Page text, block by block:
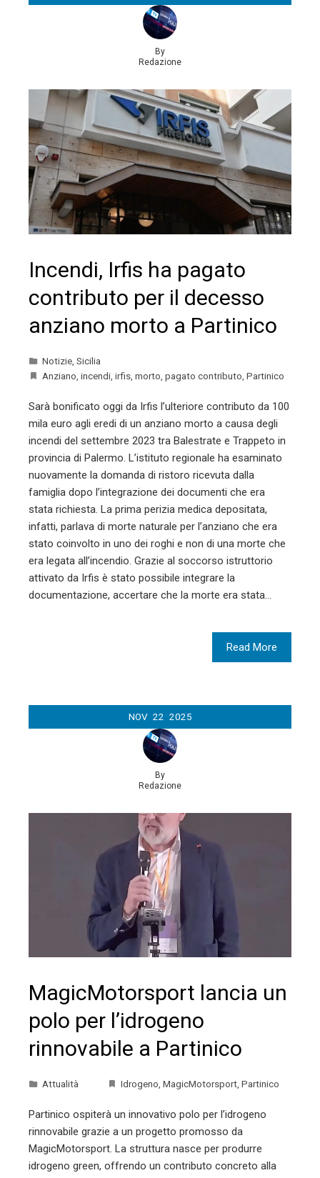
By
Redazione
Incendi, Irfis ha pagato
contributo per il decesso
anziano morto a Partinico
Notizie Sicilia
Anziano incendi irfis morto pagato contributo Partinico
Sarà bonificato oggi da Irfis l’ulteriore contributo da 100
mila euro agli eredi di un anziano morto a causa degli
incendi del settembre 2023 tra Balestrate e Trappeto in
provincia di Palermo. L’istituto regionale ha esaminato
nuovamente la domanda di ristoro ricevuta dalla
famiglia dopo l’integrazione dei documenti che era
stata richiesta. La prima perizia medica depositata,
infatti, parlava di morte naturale per l’anziano che era
stato coinvolto in uno dei roghi e non di una morte che
era legata all’incendio. Grazie al soccorso istruttorio
attivato da Irfis è stato possibile integrare la
documentazione, accertare che la morte era stata…
Read More
NOV 22 2025
By
Redazione
MagicMotorsport lancia un
polo per l’idrogeno
rinnovabile a Partinico
Attualità Idrogeno MagicMotorsport Partinico
Partinico ospiterà un innovativo polo per l’idrogeno
rinnovabile grazie a un progetto promosso da
MagicMotorsport. La struttura nasce per produrre
idrogeno green, offrendo un contributo concreto alla